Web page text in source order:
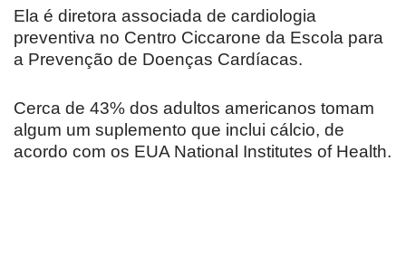
Ela é diretora associada de cardiologia
preventiva no Centro Ciccarone da Escola para
a Prevenção de Doenças Cardíacas.
Cerca de 43% dos adultos americanos tomam
algum um suplemento que inclui cálcio, de
acordo com os EUA National Institutes of Health.